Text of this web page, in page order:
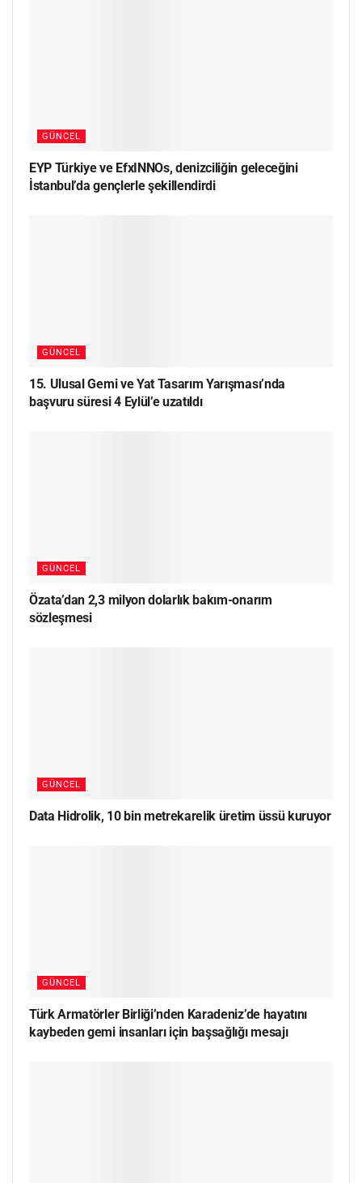
GÜNCEL
EYP Türkiye ve EfxINNOs, denizciliğin geleceğini
İstanbul’da gençlerle şekillendirdi
GÜNCEL
15. Ulusal Gemi ve Yat Tasarım Yarışması’nda
başvuru süresi 4 Eylül’e uzatıldı
GÜNCEL
Özata’dan 2,3 milyon dolarlık bakım-onarım
sözleşmesi
GÜNCEL
Data Hidrolik, 10 bin metrekarelik üretim üssü kuruyor
GÜNCEL
Türk Armatörler Birliği’nden Karadeniz’de hayatını
kaybeden gemi insanları için başsağlığı mesajı